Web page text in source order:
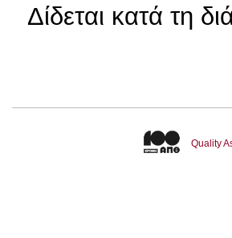
Δίδεται κατά τη
Quality